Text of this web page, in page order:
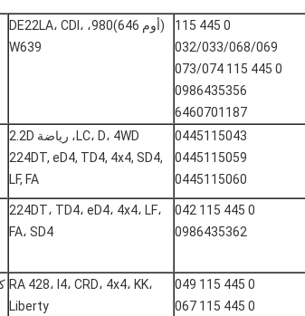
0 445 115
032/033/068/069
0 445 115 073/074
0986435356
6460701187
(أوم 646)980، DE22LA، CDI،
W639
0445115043
0445115059
0445115060
LC، D، 4WD، رياضة 2.2D
224DT, eD4, TD4, 4x4, SD4,
LF, FA
0 445 115 042
0986435362
224DT، TD4، eD4، 4x4، LF،
FA، SD4
0 445 115 049
0 445 115 067
RA 428، I4، CRD، 4x4، KK،
Liberty